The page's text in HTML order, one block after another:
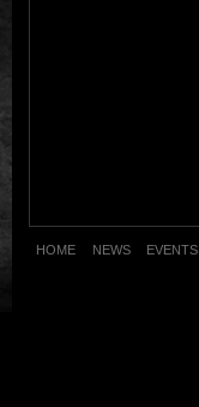
HOME NEWS EVENTS